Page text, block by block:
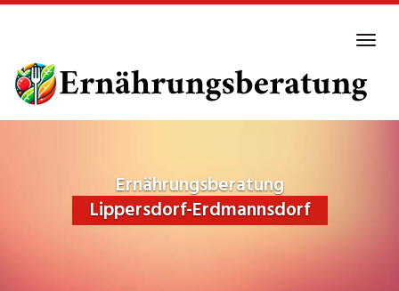
main
content
Ernährungsberatung
Lippersdorf-Erdmannsdorf